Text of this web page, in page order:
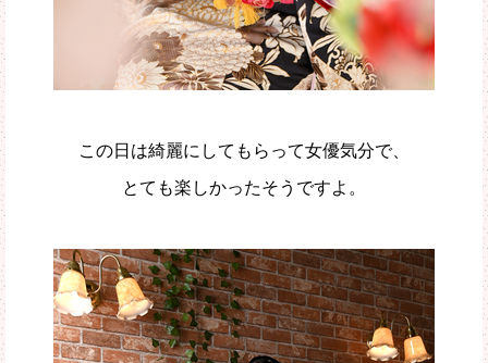
この日は綺麗にしてもらって女優気分で、
とても楽しかったそうですよ。